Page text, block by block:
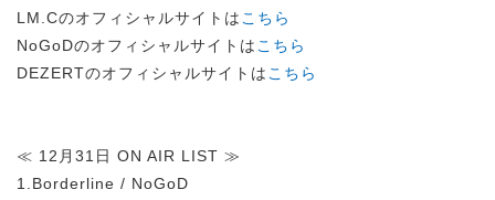
LM.Cのオフィシャルサイトは こちら
NoGoDのオフィシャルサイトは こちら
DEZERTのオフィシャルサイトは こちら
≪ 12月31日 ON AIR LIST ≫
1.Borderline / NoGoD